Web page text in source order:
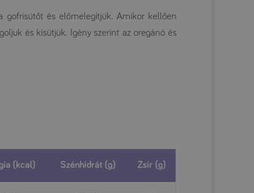
és előmelegítjük. Amikor kellően
és kisütjük. Igény szerint az oregánó és
(kcal) Szénhidrát (g) Zsír (g)